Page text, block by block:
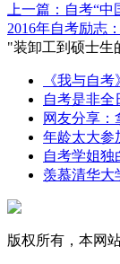
上一篇：自考“
2016年自考励志
"装卸工到硕士
《我与自
自考是非全
网友分享：
年龄太大参
自考学姐独
羡慕清华大
版权所有，本网